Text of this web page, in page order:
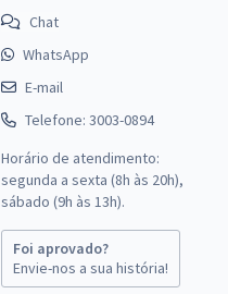
Chat
WhatsApp
E-mail
Telefone: 3003-0894
Horário de atendimento:
segunda a sexta (8h às 20h),
sábado (9h às 13h).
Foi aprovado?
Envie-nos a sua história!